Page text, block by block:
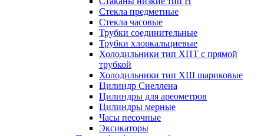
Стекла предметные
Стекла часовые
Трубки соединительные
Трубки хлоркальциевые
Холодильники тип ХПТ с прямой
трубкой
Холодильники тип ХШ шариковые
Цилиндр Снеллена
Цилиндры для ареометров
Цилиндры мерные
Часы песочные
Эксикаторы